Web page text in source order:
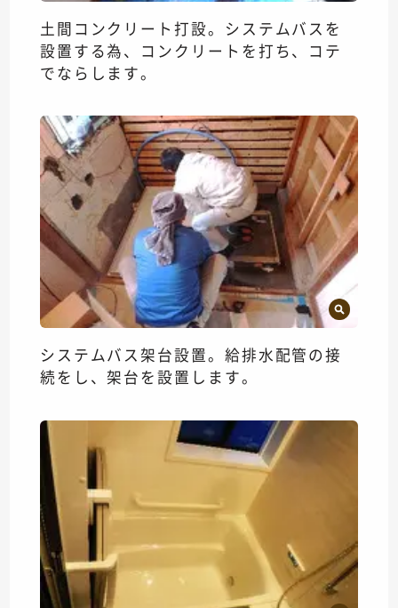
土間コンクリート打設。システムバスを
設置する為、コンクリートを打ち、コテ
でならします。
システムバス架台設置。給排水配管の接
続をし、架台を設置します。